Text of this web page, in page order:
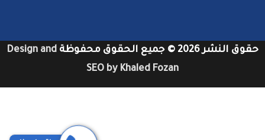
حقوق النشر 2026 © جميع الحقوق محفوظة
Design and
SEO by Khaled Fozan